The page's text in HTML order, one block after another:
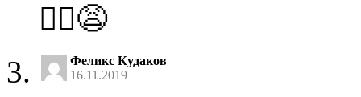
🤦‍♂️😩
Феликс Кудаков
16.11.2019